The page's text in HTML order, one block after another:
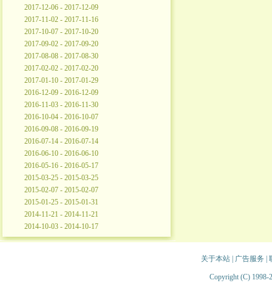
2017-12-06 - 2017-12-09
2017-11-02 - 2017-11-16
2017-10-07 - 2017-10-20
2017-09-02 - 2017-09-20
2017-08-08 - 2017-08-30
2017-02-02 - 2017-02-20
2017-01-10 - 2017-01-29
2016-12-09 - 2016-12-09
2016-11-03 - 2016-11-30
2016-10-04 - 2016-10-07
2016-09-08 - 2016-09-19
2016-07-14 - 2016-07-14
2016-06-10 - 2016-06-10
2016-05-16 - 2016-05-17
2015-03-25 - 2015-03-25
2015-02-07 - 2015-02-07
2015-01-25 - 2015-01-31
2014-11-21 - 2014-11-21
2014-10-03 - 2014-10-17
关于本站| 广告服务
Copyright (C) 1998-